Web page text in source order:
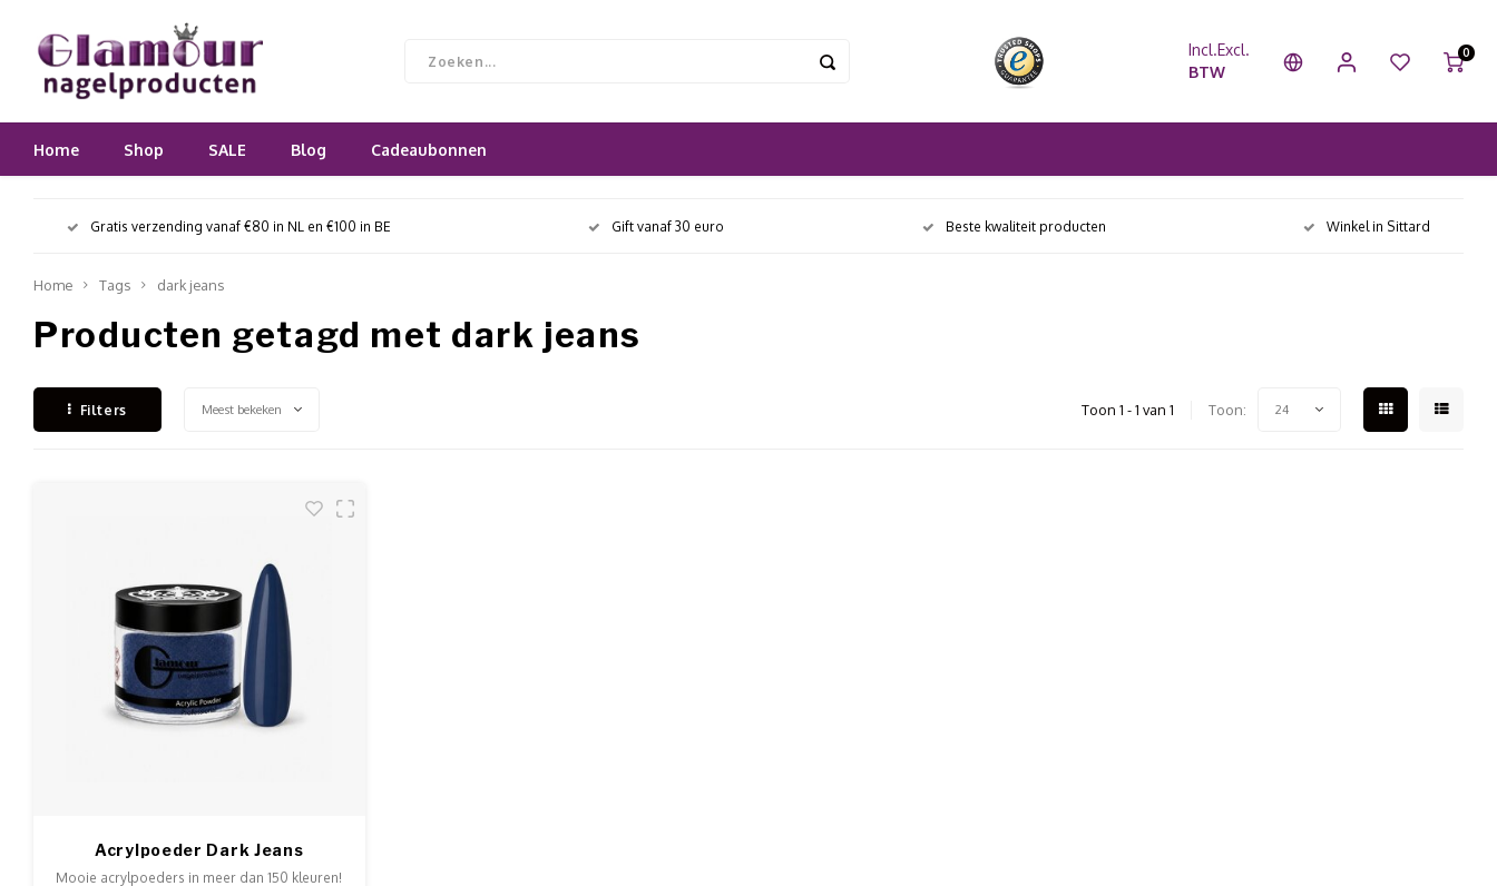
Incl.Excl.
BTW
0
Home Shop SALE Blog Cadeaubonnen
Gratis verzending vanaf €80 in NL en €100 in BE Gift vanaf 30 euro Beste kwaliteit producten Winkel in Sittard
Home Tags dark jeans
Producten getagd met dark jeans
Filters Meest bekeken Toon 1 - 1 van 1 Toon: 24
Acrylpoeder Dark Jeans
Mooie acrylpoeders in meer dan 150 kleuren!